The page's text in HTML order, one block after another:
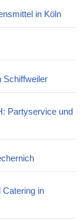
in Köln
Schiffweiler
Partyservice und
in